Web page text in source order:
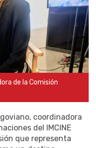
de la Comisión
coordinadora
del IMCINE
que representa